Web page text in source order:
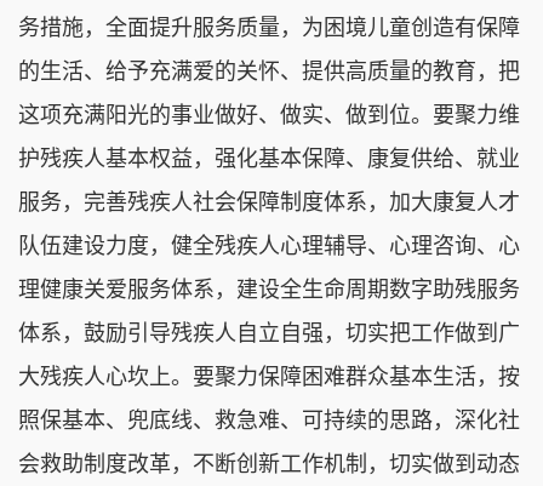
务措施，全面提升服务质量，为困境儿童创造有保障
的生活、给予充满爱的关怀、提供高质量的教育，把
这项充满阳光的事业做好、做实、做到位。要聚力维
护残疾人基本权益，强化基本保障、康复供给、就业
服务，完善残疾人社会保障制度体系，加大康复人才
队伍建设力度，健全残疾人心理辅导、心理咨询、心
理健康关爱服务体系，建设全生命周期数字助残服务
体系，鼓励引导残疾人自立自强，切实把工作做到广
大残疾人心坎上。要聚力保障困难群众基本生活，按
照保基本、兜底线、救急难、可持续的思路，深化社
会救助制度改革，不断创新工作机制，切实做到动态